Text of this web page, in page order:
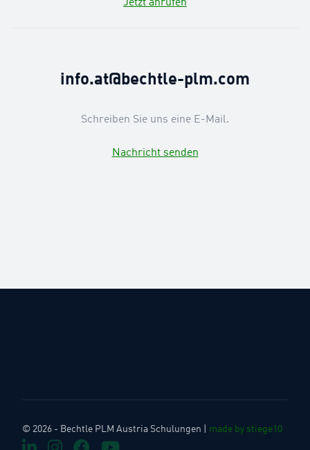
Jetzt anrufen
info.at@bechtle-plm.com
Schreiben Sie uns eine E-Mail.
Nachricht senden
© 2026 - Bechtle PLM Austria Schulungen | made by stiege10
LinkedInInstagramFacebook